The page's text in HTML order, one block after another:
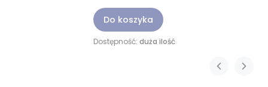
Do koszyka
Dostępność: duża ilość